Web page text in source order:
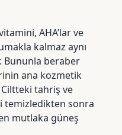
, AHA’lar ve
kalmaz aynı
Bununla beraber
ana kozmetik
tahriş ve
temizledikten sonra
mutlaka güneş